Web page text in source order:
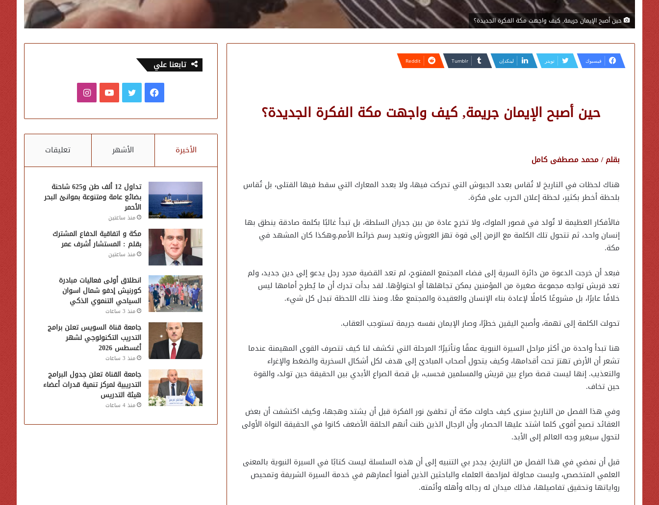
حين أصبح الإيمان جريمة, كيف واجهت مكة الفكرة الجديدة؟
فيسبوك تويتر لينكدإن
حين أصبح الإيمان جريمة, كيف واجهت مكة الفكرة الجديدة؟
بقلم / محمد مصطفى كامل
هناك لحظات في التاريخ لا تُقاس بعدد الجيوش التي تحركت فيها، ولا بعدد المعارك التي سقط فيها القتلى، بل تُقاس
بلحظة أخطر بكثير، لحظة إعلان الحرب على فكرة.
فالأفكار العظيمة لا تُولد في قصور الملوك، ولا تخرج عادة من بين جدران السلطة، بل تبدأ غالبًا بكلمة صادقة ينطق بها
إنسان واحد، ثم تتحول تلك الكلمة مع الزمن إلى قوة تهز العروش وتعيد رسم خرائط الأمم.وهكذا كان المشهد في
مكة.
فبعد أن خرجت الدعوة من دائرة السرية إلى فضاء المجتمع المفتوح، لم تعد القضية مجرد رجل يدعو إلى دين جديد، ولم
تعد قريش تواجه مجموعة صغيرة من المؤمنين يمكن تجاهلها أو احتواؤها. لقد بدأت تدرك أن ما يُطرح أمامها ليس
خلافًا عابرًا، بل مشروعًا كاملًا لإعادة بناء الإنسان والعقيدة والمجتمع معًا. ومنذ تلك اللحظة تبدل كل شيء.
تحولت الكلمة إلى تهمة، وأصبح اليقين خطرًا، وصار الإيمان نفسه جريمة تستوجب العقاب.
هنا تبدأ واحدة من أكثر مراحل السيرة النبوية عمقًا وتأثيرًا؛ المرحلة التي تكشف لنا كيف تتصرف القوى المهيمنة عندما
تشعر أن الأرض تهتز تحت أقدامها، وكيف يتحول أصحاب المبادئ إلى هدف لكل أشكال السخرية والضغط والإغراء
والتعذيب. إنها ليست قصة صراع بين قريش والمسلمين فحسب، بل قصة الصراع الأبدي بين الحقيقة حين تولد، والقوة
حين تخاف.
وفي هذا الفصل من التاريخ سنرى كيف حاولت مكة أن تطفئ نور الفكرة قبل أن يشتد وهجها، وكيف اكتشفت أن بعض
العقائد تصبح أقوى كلما اشتد عليها الحصار، وأن الرجال الذين ظنت أنهم الحلقة الأضعف كانوا في الحقيقة النواة الأولى
لتحول سيغير وجه العالم إلى الأبد.
قبل أن نمضي في هذا الفصل من التاريخ، يجدر بي التنبيه إلى أن هذه السلسلة ليست كتابًا في السيرة النبوية بالمعنى
العلمي المتخصص، وليست محاولة لمزاحمة العلماء والباحثين الذين أفنوا أعمارهم في خدمة السيرة الشريفة وتمحيص
رواياتها وتحقيق تفاصيلها، فذلك ميدان له رجاله وأهله وأئمته.
تابعنا علي
فيسبوكتويتر يوتيوبانستقرام
الأخيرة الأشهر تعليقات
تداول 12 ألف طن و625 شاحنة
بضائع عامة ومتنوعة بموانئ البحر
الأحمر
منذ ساعتين
مكة و اتفاقية الدفاع المشترك
بقلم : المستشار أشرف عمر
منذ ساعتين
انطلاق أولى فعاليات مبادرة
كورنيش إدفو شمال اسوان
السياحي التنموي الذكي
منذ 3 ساعات
جامعة قناة السويس تعلن برامج
التدريب التكنولوجي لشهر
أغسطس 2026
منذ 3 ساعات
جامعة القناة تعلن جدول البرامج
التدريبية لمركز تنمية قدرات أعضاء
هيئة التدريس
منذ 4 ساعات